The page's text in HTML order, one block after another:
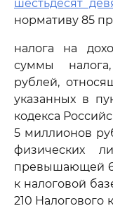
шестьдесят
нормативу 85
налога на
суммы
рублей,
указанных в
кодекса
5 миллионов
физических
превышающей
к налоговой
210 Налогового